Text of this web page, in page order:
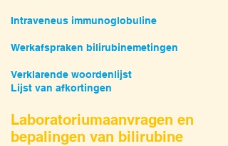
Intraveneus immunoglobuline
Werkafspraken bilirubinemetingen
Verklarende woordenlijst
Lijst van afkortingen
Laboratoriumaanvragen en
bepalingen van bilirubine